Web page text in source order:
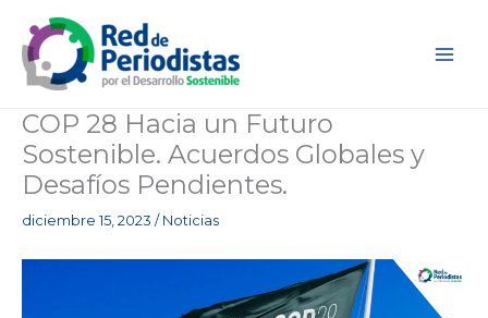
contenido
COP 28 Hacia un Futuro
Sostenible. Acuerdos Globales y
Desafíos Pendientes.
diciembre 15, 2023 / Noticias